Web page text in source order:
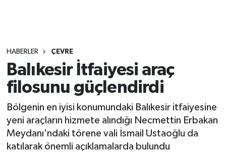
HABERLER ÇEVRE
Balıkesir İtfaiyesi araç
filosunu güçlendirdi
Bölgenin en iyisi konumundaki Balıkesir itfaiyesine
yeni araçların hizmete alındığı Necmettin Erbakan
Meydanı'ndaki törene vali İsmail Ustaoğlu da
katılarak önemli açıklamalarda bulundu